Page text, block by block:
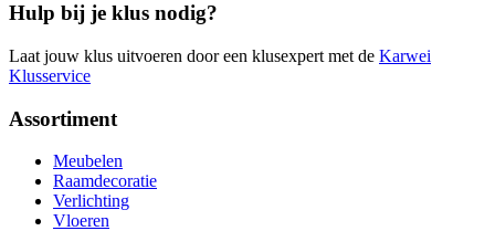
Hulp bij je klus nodig?
Laat jouw klus uitvoeren door een klusexpert met de Karwei
Klusservice
Assortiment
Meubelen
Raamdecoratie
Verlichting
Vloeren